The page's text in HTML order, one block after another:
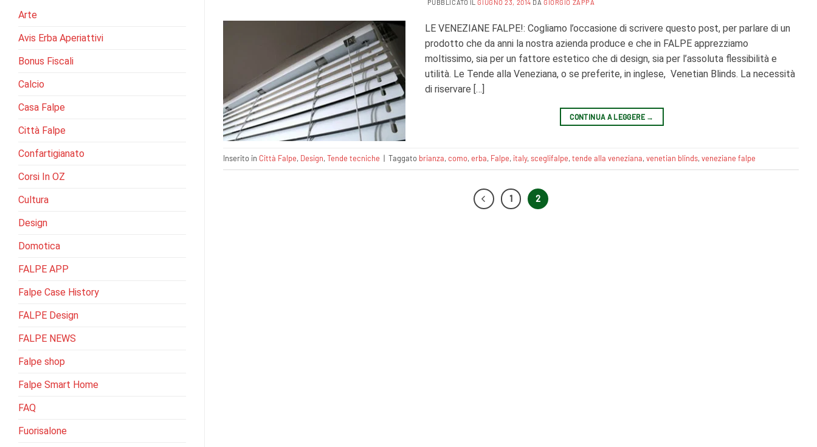
Arte
Avis Erba Aperiattivi
Bonus Fiscali
Calcio
Casa Falpe
Città Falpe
Confartigianato
Corsi In OZ
Cultura
Design
Domotica
FALPE APP
Falpe Case History
FALPE Design
FALPE NEWS
Falpe shop
Falpe Smart Home
FAQ
Fuorisalone
PUBBLICATO ILGIUGNO 23, 2014 DAGIORGIO ZAPPA
LE VENEZIANE FALPE!: Cogliamo l’occasione di scrivere questo post, per parlare di un
prodotto che da anni la nostra azienda produce e che in FALPE apprezziamo
moltissimo, sia per un fattore estetico che di design, sia per l’assoluta flessibilità e
utilità. Le Tende alla Veneziana, o se preferite, in inglese, Venetian Blinds. La necessità
di riservare […]
CONTINUA A LEGGERE →
Inserito in Città Falpe, Design,Tende tecniche | Taggato brianza,como,erba, Falpe, italy,sceglifalpe,tende alla veneziana,venetian blinds,veneziane falpe
1 2